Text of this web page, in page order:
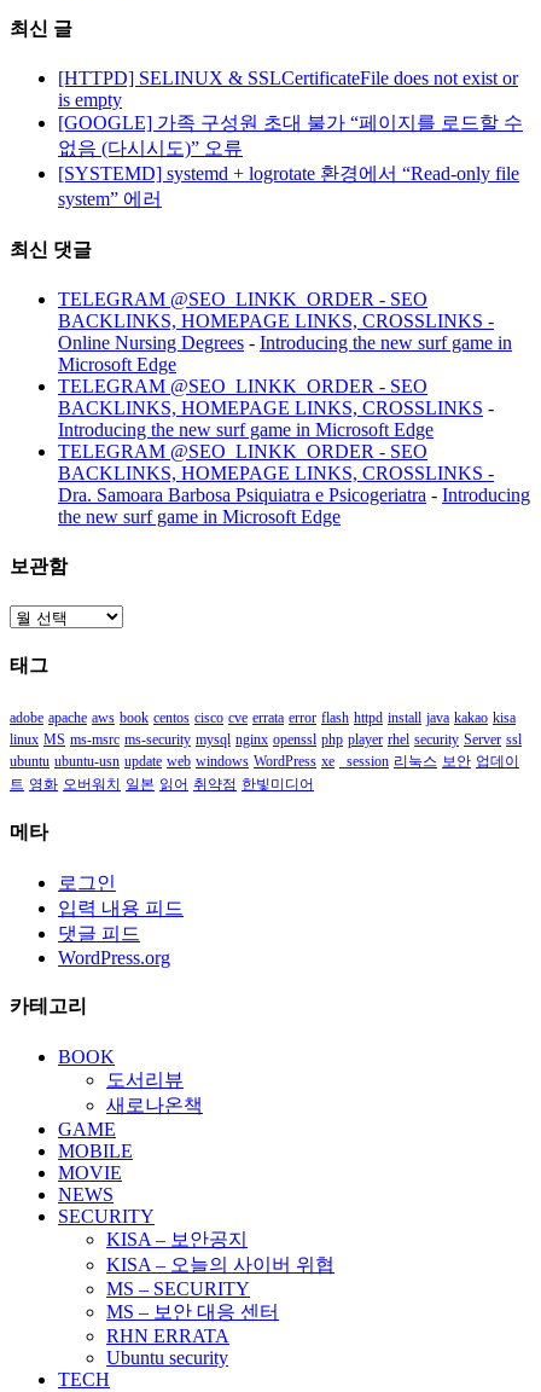
최신 글
[HTTPD] SELINUX & SSLCertificateFile does not exist or
is empty
[GOOGLE] 가족 구성원 초대 불가 “페이지를 로드할 수
없음 (다시시도)” 오류
[SYSTEMD] systemd + logrotate 환경에서 “Read-only file
system” 에러
최신 댓글
TELEGRAM @SEO_LINKK_ORDER - SEO
BACKLINKS, HOMEPAGE LINKS, CROSSLINKS -
Online Nursing Degrees - Introducing the new surf game in
Microsoft Edge
TELEGRAM @SEO_LINKK_ORDER - SEO
BACKLINKS, HOMEPAGE LINKS, CROSSLINKS -
Introducing the new surf game in Microsoft Edge
TELEGRAM @SEO_LINKK_ORDER - SEO
BACKLINKS, HOMEPAGE LINKS, CROSSLINKS -
Dra. Samoara Barbosa Psiquiatra e Psicogeriatra - Introducing
the new surf game in Microsoft Edge
보관함
보
함
태그
adobe apache aws book centos cisco cve errata error flash httpd install java kakao kisa
linux MS ms-msrc ms-security mysql nginx openssl php player rhel security Server ssl
ubuntu ubuntu-usn update web windows WordPress xe _session 리눅스 보안 업데이
트 영화 오버워치 일본 읽어 취약점 한빛미디어
메타
로그인
입력 내용 피드
댓글 피드
WordPress.org
카테고리
BOOK
도서리뷰
새로나온책
GAME
MOBILE
MOVIE
NEWS
SECURITY
KISA – 보안공지
KISA – 오늘의 사이버 위협
MS – SECURITY
MS – 보안 대응 센터
RHN ERRATA
Ubuntu security
TECH